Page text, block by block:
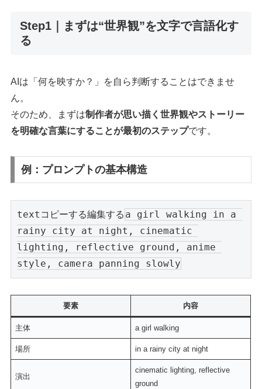
Step1｜まずは“世界観”を文字で言語化す
る
AIは「何を映すか？」を自ら判断することはできませ
ん。
そのため、まずは制作者が思い描く世界観やストーリー
を明確な言葉にすることが最初のステップです。
例：プロンプトの基本構造
textコピーする編集する a girl walking in a
rainy city at night, cinematic
lighting, reflective ground, anime
要素 内容
主体 a girl walking
場所 in a rainy city at night
演出
cinematic lighting, reflective
ground